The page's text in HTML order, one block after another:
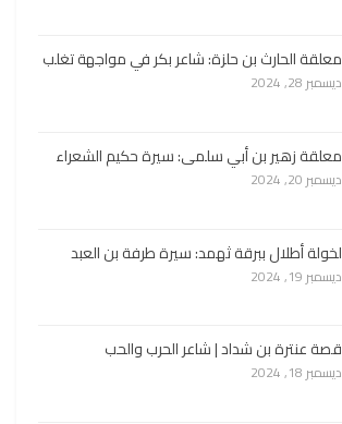
معلقة الحارث بن حلزة: شاعر بكر في مواجهة تغلب
ديسمبر 28, 2024
معلقة زهير بن أبي سلمى: سيرة حكيم الشعراء
ديسمبر 20, 2024
لخولة أطلال ببرقة ثهمد: سيرة طرفة بن العبد
ديسمبر 19, 2024
قصة عنترة بن شداد | شاعر الحرب والحب
ديسمبر 18, 2024